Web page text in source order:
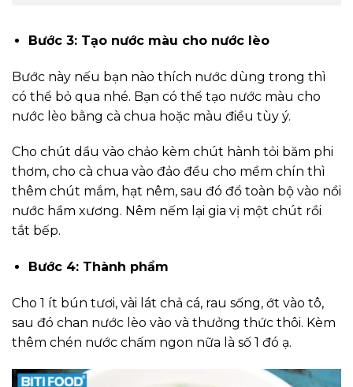
Bước 3: Tạo nước màu cho nước lèo
Bước này nếu bạn nào thích nước dùng trong thì
có thể bỏ qua nhé. Bạn có thể tạo nước màu cho
nước lèo bằng cà chua hoặc màu điều tùy ý.
Cho chút dầu vào chảo kèm chút hành tỏi băm phi
thơm, cho cà chua vào đảo đều cho mềm chín thì
thêm chút mắm, hạt nêm, sau đó đổ toàn bộ vào nồi
nước hầm xương. Nêm nếm lại gia vị một chút rồi
tắt bếp.
Bước 4: Thành phẩm
Cho 1 ít bún tươi, vài lát chả cá, rau sống, ớt vào tô,
sau đó chan nước lèo vào và thưởng thức thôi. Kèm
thêm chén nước chấm ngon nữa là số 1 đó ạ.